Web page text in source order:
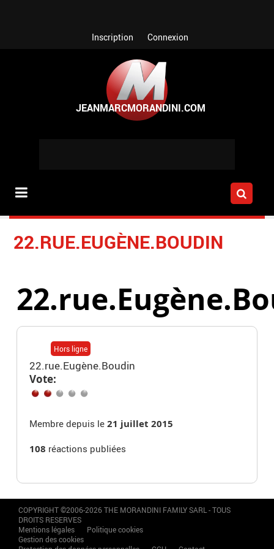
Inscription Connexion
22.RUE.EUGÈNE.BOUDIN
Hors ligne
22.rue.Eugène.Boudin
Vote:
Membre depuis le21 juillet 2015
108 réactions publiées
COPYRIGHT ©2006-2026 THE MORANDINI FAMILY SARL - TOUS
DROITS RESERVES
Mentions légales
Politique cookies
Gestion des cookies